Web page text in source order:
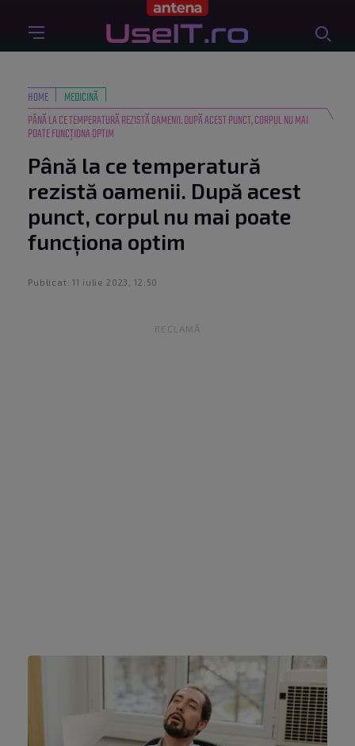
HOME
MEDICINĂ
PÂNĂ LA CE TEMPERATURĂ REZISTĂ OAMENII. DUPĂ ACEST PUNCT, CORPUL NU MAI
POATE FUNCȚIONA OPTIM
Până la ce temperatură
rezistă oamenii. După acest
punct, corpul nu mai poate
funcționa optim
Publicat: 11 iulie 2023, 12:50
RECLAMĂ